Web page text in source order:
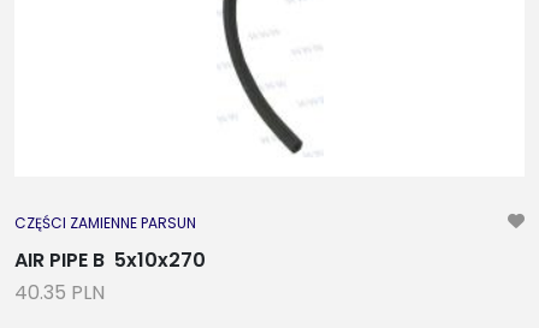
CZĘŚCI ZAMIENNE PARSUN
AIR PIPE B 5x10x270
40.35 PLN